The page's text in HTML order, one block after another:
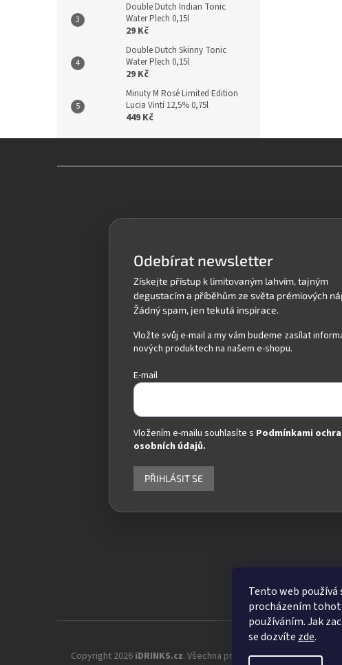
Tento web používá
procházením
používáním. Jak
se dozvíte zde.
Double Dutch Indian Tonic
Water Plech 0,15l
29 Kč
Double Dutch Skinny Tonic
Water Plech 0,15l
29 Kč
Minuty M Rosé Limited Edition
Lucia Vinti 12,5% 0,75l
449 Kč
Odebírat newsletter
Vložte svůj e-mail a my vám budeme zasílat
nových produktech na našem e-shopu.
E-mail
Vložením e-mailu souhlasíte s Podmínkami
osobních údajů.
PŘIHLÁSIT SE
Copyright 2026 iDRINKS.cz. Všechna práva vyhrazena.Upravit